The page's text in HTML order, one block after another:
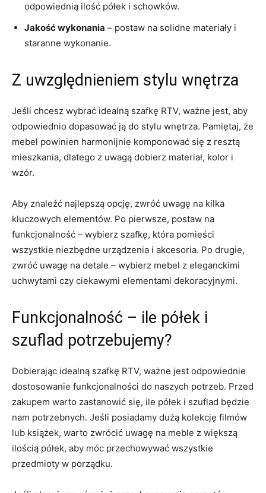
odpowiednią ilość półek i schowków.
Jakość ‌wykonania – ⁢postaw ⁤na solidne materiały ‍i
staranne wykonanie.
Z uwzględnieniem stylu ⁢wnętrza
Jeśli chcesz wybrać idealną ‌szafkę RTV, ważne jest,⁤ aby
⁤odpowiednio dopasować ją do stylu ​wnętrza. Pamiętaj, że
mebel ⁣powinien harmonijnie komponować się z resztą
mieszkania, dlatego z uwagą dobierz materiał,‌ kolor i
wzór.
Aby znaleźć⁢ najlepszą ⁣opcję,⁢ zwróć ⁤uwagę na kilka
kluczowych elementów. Po pierwsze, postaw​ na
funkcjonalność – wybierz szafkę,⁢ która‌ pomieści
wszystkie niezbędne urządzenia i akcesoria. Po drugie,
zwróć uwagę na detale – wybierz ‍mebel z eleganckimi
uchwytami czy ⁢ciekawymi elementami dekoracyjnymi.
Funkcjonalność – ile półek ⁣i
szuflad potrzebujemy?
Dobierając idealną szafkę RTV, ‌ważne ⁢jest odpowiednie
dostosowanie funkcjonalności⁢ do naszych potrzeb. ⁢Przed
zakupem‍ warto⁣ zastanowić się, ile ⁢półek ⁤i szuflad ⁤będzie
nam ​potrzebnych. Jeśli‍ posiadamy dużą‍ kolekcję‍ filmów
⁣lub książek, warto zwrócić uwagę‍ na meble ​z większą
ilością półek, aby móc przechowywać wszystkie
przedmioty w ‍porządku.